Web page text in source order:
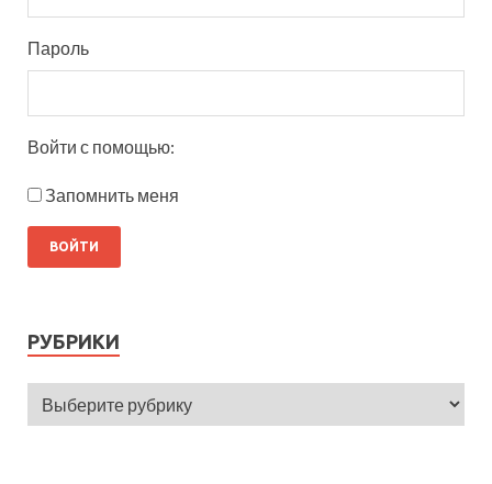
Пароль
Войти с помощью:
Запомнить меня
РУБРИКИ